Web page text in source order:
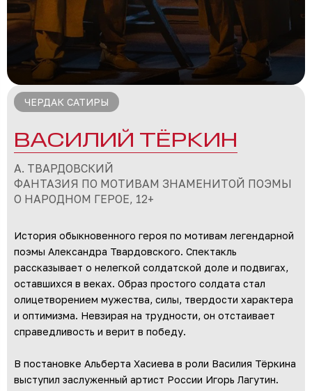
ЧЕРДАК САТИРЫ
ВАСИЛИЙ ТЁРКИН
А. ТВАРДОВСКИЙ
​ФАНТАЗИЯ ПО МОТИВАМ ЗНАМЕНИТОЙ ПОЭМЫ
О НАРОДНОМ ГЕРОЕ, 12+
История обыкновенного героя по мотивам легендарной
поэмы Александра Твардовского. Спектакль
рассказывает о нелегкой солдатской доле и подвигах,
оставшихся в веках. Образ простого солдата стал
олицетворением мужества, силы, твердости характера
и оптимизма. Невзирая на трудности, он отстаивает
справедливость и верит в победу.
В постановке Альберта Хасиева в роли Василия Тёркина
выступил заслуженный артист России Игорь Лагутин.